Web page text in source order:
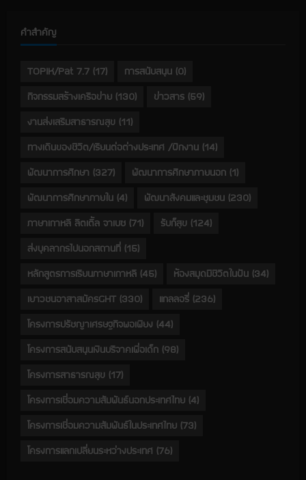
คำสำคัญ
TOPIK/Pat 7.7 (17) การสนับสนุน (0)
กิจกรรมสร้างเครือข่าย (130) ข่าวสาร (59)
งานส่งเสริมสาธารณสุข (11)
ทางเดินของชีวิต/เรียนต่อต่างประเทศ /ฝึกงาน (14)
พัฒนาการศึกษา (327) พัฒนาการศึกษาภายนอก (1)
พัฒนาการศึกษาภายใน (4) พัฒนาสังคมและชุมชน (230)
ภาษาเกาหลี ลิตเติ้ล จาเบซ (71) รับก็สุข (124)
ส่งบุคลากรไปนอกสถานที่ (15)
หลักสูตรการเรียนภาษาเกาหลี (45) ห้องสมุดมีชีวิตในฝัน (34)
เยาวชนอาสาสมัครGHT (330) แกลลอรี่ (236)
โครงการปรัชญาเศรษฐกิจพอเพียง (44)
โครงการสนับสนุนเงินบริจาคเพื่อเด็ก (98)
โครงการสาธารณสุข (17)
โครงการเชื่อมความสัมพันธ์นอกประเทศไทย (4)
โครงการเชื่อมความสัมพันธ์ในประเทศไทย (73)
โครงการแลกเปลี่ยนระหว่างประเทศ (76)